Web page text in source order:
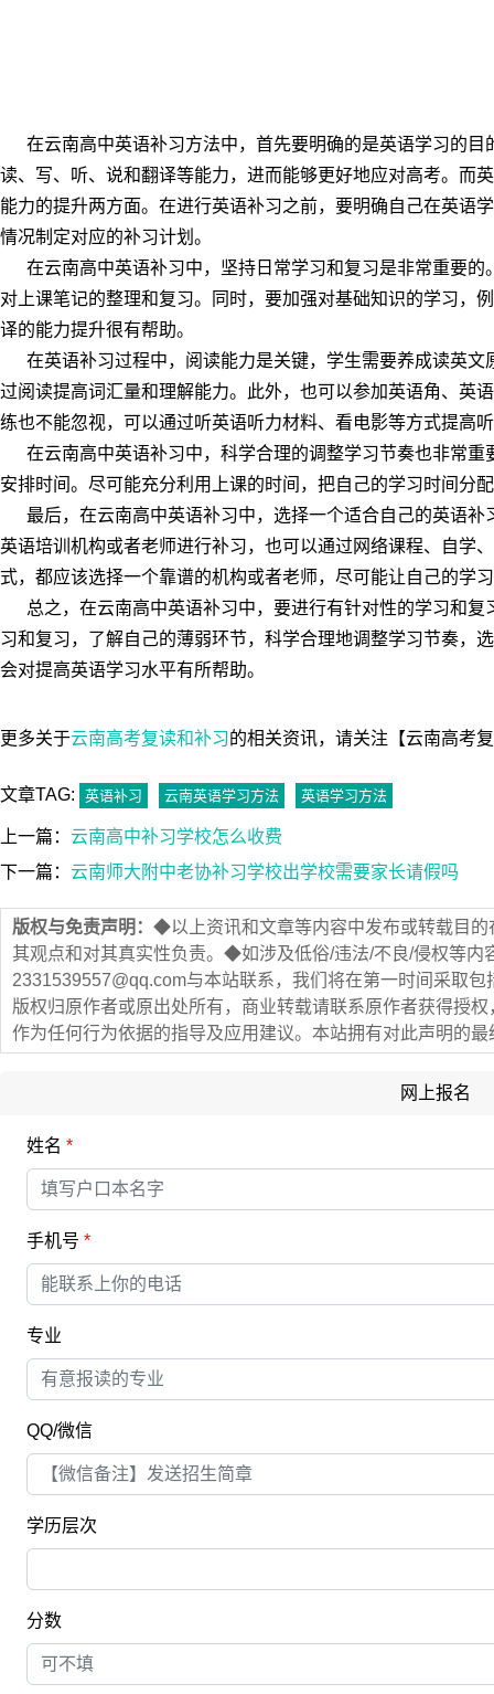
在云南高中英语补习方法中，首先要明确的是英语学习的目
读、写、听、说和翻译等能力，进而能够更好地应对高考。而
能力的提升两方面。在进行英语补习之前，要明确自己在英语
情况制定对应的补习计划。
在云南高中英语补习中，坚持日常学习和复习是非常重要的
对上课笔记的整理和复习。同时，要加强对基础知识的学习，
译的能力提升很有帮助。
在英语补习过程中，阅读能力是关键，学生需要养成读英文
过阅读提高词汇量和理解能力。此外，也可以参加英语角、英
练也不能忽视，可以通过听英语听力材料、看电影等方式提高
在云南高中英语补习中，科学合理的调整学习节奏也非常重
安排时间。尽可能充分利用上课的时间，把自己的学习时间分
最后，在云南高中英语补习中，选择一个适合自己的英语补
英语培训机构或者老师进行补习，也可以通过网络课程、自学
式，都应该选择一个靠谱的机构或者老师，尽可能让自己的学
总之，在云南高中英语补习中，要进行有针对性的学习和复
习和复习，了解自己的薄弱环节，科学合理地调整学习节奏，
会对提高英语学习水平有所帮助。
更多关于云南高考复读和补习的相关资讯，请关注【云南高考
文章TAG: 英语补习 云南英语学习方法 英语学习方法
上一篇： 云南高中补习学校怎么收费
下一篇： 云南师大附中老协补习学校出学校需要家长请假吗
版权与免责声明： ◆以上资讯和文章等内容中发布或转载目
其观点和对其真实性负责。◆如涉及低俗/违法/不良/侵权等内
2331539557@qq.com与本站联系，我们将在第一时间采取
版权归原作者或原出处所有，商业转载请联系原作者获得授
作为任何行为依据的指导及应用建议。本站拥有对此声明的最
网上报名
姓名 *
手机号 *
专业
QQ/微信
学历层次
分数